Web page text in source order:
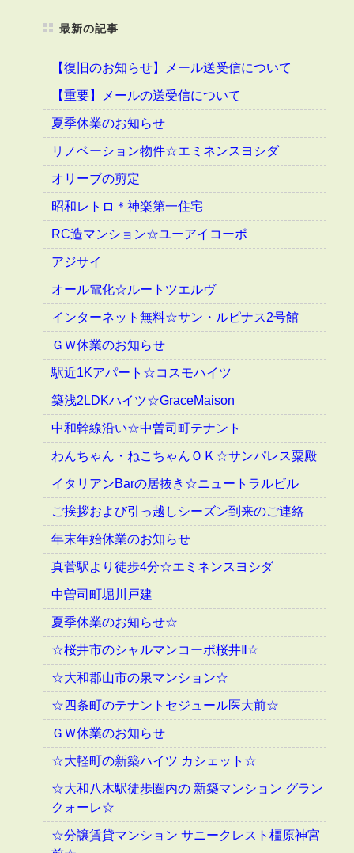
最新の記事
【復旧のお知らせ】メール送受信について
【重要】メールの送受信について
夏季休業のお知らせ
リノベーション物件☆エミネンスヨシダ
オリーブの剪定
昭和レトロ＊神楽第一住宅
RC造マンション☆ユーアイコーポ
アジサイ
オール電化☆ルートツエルヴ
インターネット無料☆サン・ルピナス2号館
ＧＷ休業のお知らせ
駅近1Kアパート☆コスモハイツ
築浅2LDKハイツ☆GraceMaison
中和幹線沿い☆中曽司町テナント
わんちゃん・ねこちゃんＯＫ☆サンパレス粟殿
イタリアンBarの居抜き☆ニュートラルビル
ご挨拶および引っ越しシーズン到来のご連絡
年末年始休業のお知らせ
真菅駅より徒歩4分☆エミネンスヨシダ
中曽司町堀川戸建
夏季休業のお知らせ☆
☆桜井市のシャルマンコーポ桜井Ⅱ☆
☆大和郡山市の泉マンション☆
☆四条町のテナントセジュール医大前☆
ＧＷ休業のお知らせ
☆大軽町の新築ハイツ カシェット☆
☆大和八木駅徒歩圏内の 新築マンション グラン
クォーレ☆
☆分譲賃貸マンション サニークレスト橿原神宮